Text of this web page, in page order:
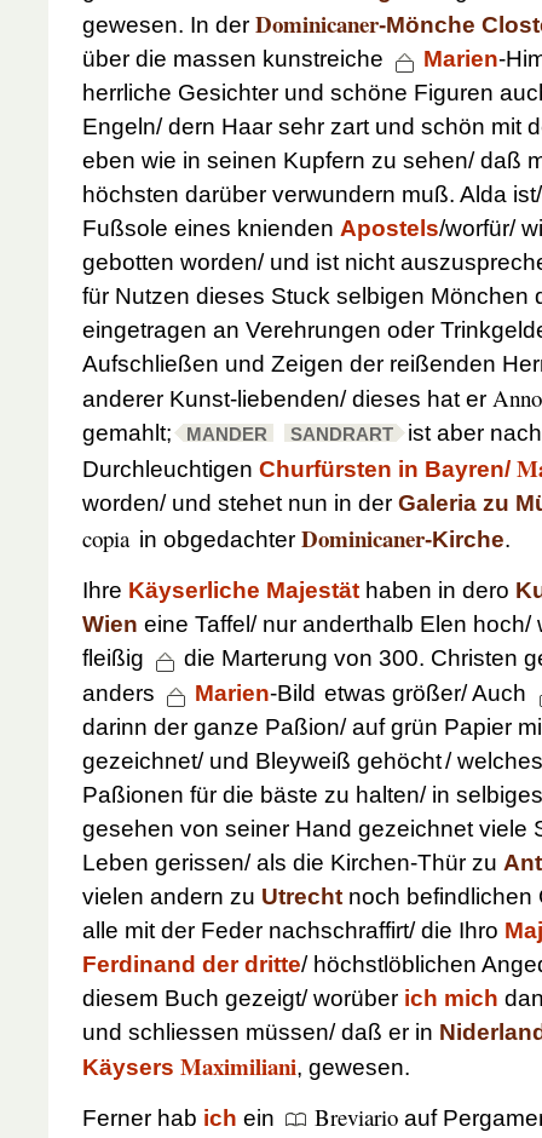
gewesen. In der Dominicaner-Mönche
über die massen kunstreiche
Marien-
herrliche Gesichter und schöne Figuren
Engeln/ dern Haar sehr zart und schön mit
eben wie in seinen Kupfern zu sehen/ daß
höchsten darüber verwundern muß. Alda
Fußsole eines knienden Apostels/worfür/
gebotten worden/ und ist nicht
für Nutzen dieses Stuck selbigen Mönchen
eingetragen an Verehrungen oder
Aufschließen und Zeigen der reißenden
anderer Kunst-liebenden/ dieses hat er
gemahlt; MANDER SANDRART
ist aber
Durchleuchtigen Churfürsten in Bayren/
worden/ und stehet nun in der Galeria zu
copia in obgedachter Dominicaner-Kirche.
Ihre Käyserliche Majestät haben in dero
Wien eine Taffel/ nur anderthalb Elen hoch/
fleißig
die Marterung von 300. Christen
anders
Marien-Bild etwas größer/ Auch
darinn der ganze Paßion/ auf grün Papier
gezeichnet/ und Bleyweiß gehöcht/
Paßionen für die bäste zu halten/ in
gesehen von seiner Hand gezeichnet viele
Leben gerissen/ als die Kirchen-Thür zu
vielen andern zu Utrecht noch befindlichen
alle mit der Feder nachschraffirt/ die Ihro
Ferdinand der dritte/ höchstlöblichen
diesem Buch gezeigt/ worüber ich mich
und schliessen müssen/ daß er in
Käysers Maximiliani, gewesen.
Ferner hab ich ein Breviario auf